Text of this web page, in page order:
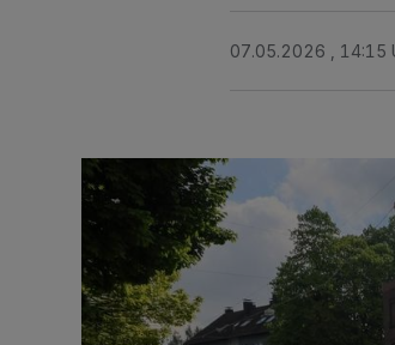
07.05.2026 , 14:15